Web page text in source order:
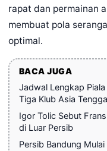
rapat dan permainan
membuat pola
optimal.
BACA JUGA
Jadwal Lengkap
Tiga Klub Asia
Igor Tolic Sebut
di Luar Persib
Persib Bandung